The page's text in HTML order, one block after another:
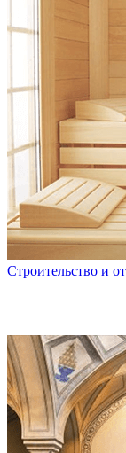
Строительство и